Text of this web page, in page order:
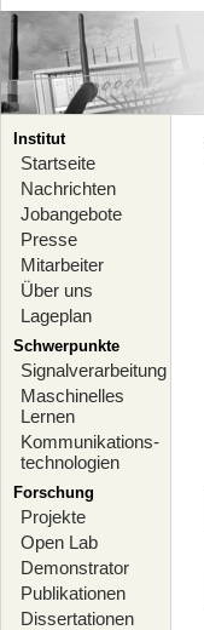
Institut
Startseite
Nachrichten
Jobangebote
Presse
Mitarbeiter
Über uns
Lageplan
Schwerpunkte
Signalverarbeitung
Maschinelles
Lernen
Kommunikations-
technologien
Forschung
Projekte
Open Lab
Demonstrator
Publikationen
Dissertationen